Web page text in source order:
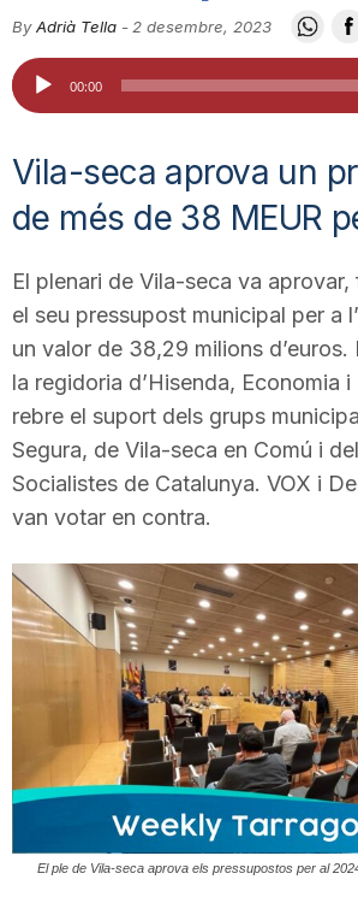
i
t
d
e
T
a
r
a
By Adrià Tella - 2 desembre, 2023
Reproductor
d'àudio
00:00
Vila-seca aprova un
de més de 38 MEUR
El plenari de Vila-seca va aprovar,
el seu pressupost municipal per a
un valor de 38,29 milions
la regidoria d’Hisenda, Economia i
rebre el suport dels grups
Segura, de Vila-seca en Comú i
Socialistes de Catalunya. VOX i
van votar en contra.
El ple de Vila-seca aprova els pressupostos per al